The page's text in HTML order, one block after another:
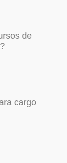
de
cargo